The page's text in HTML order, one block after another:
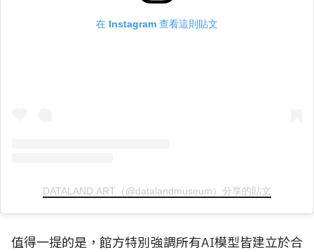
在 Instagram 查看這則貼文
DATALAND.ART（@datalandmuseum）分享的貼文
值得一提的是，館方特別強調所有AI模型皆建立於合